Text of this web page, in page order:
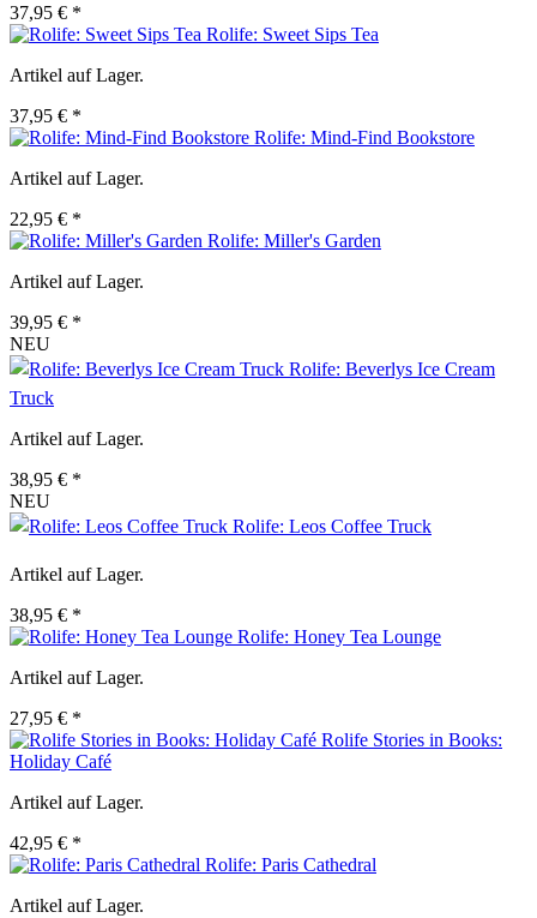
37,95 € *
Rolife: Sweet Sips Tea
Artikel auf Lager.
37,95 € *
Rolife: Mind-Find Bookstore
Artikel auf Lager.
22,95 € *
Rolife: Miller's Garden
Artikel auf Lager.
39,95 € *
NEU
Rolife: Beverlys Ice Cream
Truck
Artikel auf Lager.
38,95 € *
NEU
Rolife: Leos Coffee Truck
Artikel auf Lager.
38,95 € *
Rolife: Honey Tea Lounge
Artikel auf Lager.
27,95 € *
Rolife Stories in Books:
Holiday Café
Artikel auf Lager.
42,95 € *
Rolife: Paris Cathedral
Artikel auf Lager.